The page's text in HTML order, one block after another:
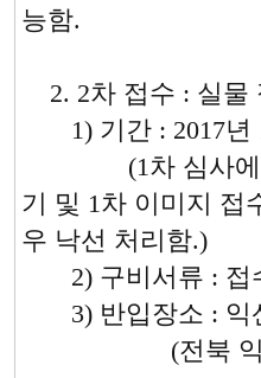
능함.
2. 2차 접수 : 실물
1) 기간 : 2017년
(1차 심사에서
기 및 1차 이미지
우 낙선 처리함.)
2) 구비서류 : 접
3) 반입장소 : 익
(전북 익산시